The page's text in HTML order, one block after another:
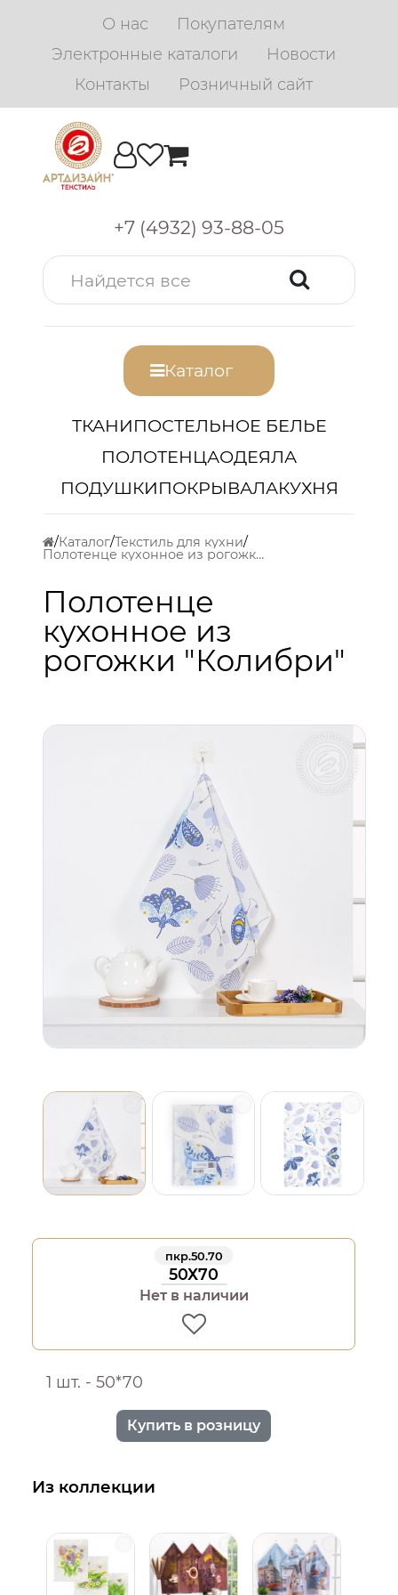
О нас
Покупателям
Электронные каталоги
Новости
Контакты
Розничный сайт
+7 (4932) 93-88-05
Каталог
ТКАНИПОСТЕЛЬНОЕ БЕЛЬЕ
ПОЛОТЕНЦАОДЕЯЛА
ПОДУШКИПОКРЫВАЛАКУХНЯ
Каталог Текстиль для кухни
Полотенце кухонное из рогожки "Колибри"
Полотенце
кухонное из
рогожки "Колибри"
пкр.50.70
50Х70
Нет в наличии
1 шт. - 50*70
Купить в розницу
Из коллекции